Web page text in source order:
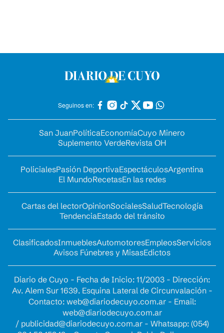
Seguinos en:
San JuanPolíticaEconomíaCuyo Minero
Suplemento VerdeRevista OH
PolicialesPasión DeportivaEspectáculosArgentina
El MundoRecetasEn las redes
Cartas del lectorOpinionSocialesSaludTecnología
TendenciaEstado del tránsito
ClasificadosInmueblesAutomotoresEmpleosServicios
Avisos Fúnebres y MisasEdictos
Diario de Cuyo - Fecha de Inicio: 11/2003 - Dirección:
Av. Alem Sur 1639. Esquina Lateral de Circunvalación -
Contacto: web@diariodecuyo.com.ar- Email:
web@diariodecuyo.com.ar
/ publicidad@diariodecuyo.com.ar- Whatsapp: (054)